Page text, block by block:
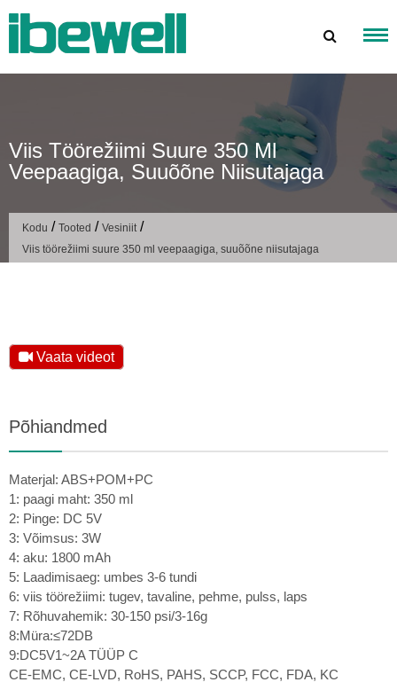
juurde
Viis Töörežiimi Suure 350 Ml
Veepaagiga, Suuõõne Niisutajaga
Kodu / Tooted / Vesiniit /
Viis töörežiimi suure 350 ml veepaagiga, suuõõne niisutajaga
Vaata videot
Põhiandmed
Materjal: ABS+POM+PC
1: paagi maht: 350 ml
2: Pinge: DC 5V
3: Võimsus: 3W
4: aku: 1800 mAh
5: Laadimisaeg: umbes 3-6 tundi
6: viis töörežiimi: tugev, tavaline, pehme, pulss, laps
7: Rõhuvahemik: 30-150 psi/3-16g
8:Müra:≤72DB
9:DC5V1~2A TÜÜP C
CE-EMC, CE-LVD, RoHS, PAHS, SCCP, FCC, FDA, KC